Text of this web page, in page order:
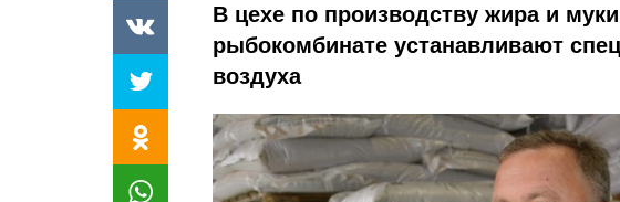
В цехе по производству жира и
рыбокомбинате устанавливают
воздуха